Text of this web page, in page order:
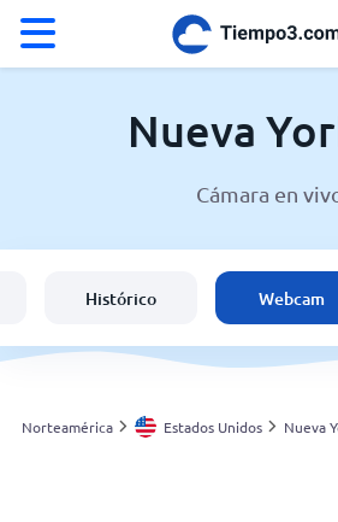
El clima en Nueva York
España
Argentina
Nueva
Cámara en
Histórico Webcam
Norteamérica Estados Unidos Nueva